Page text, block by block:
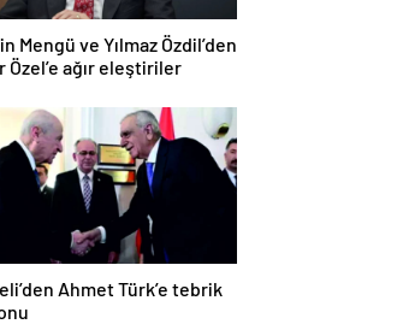
Mengü ve Yılmaz Özdil’den
Özel’e ağır eleştiriler
Ahmet Türk’e tebrik